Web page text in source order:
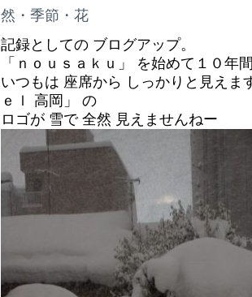
然・季節・花
記録としての ブログアップ。
「ｎｏｕｓａｋｕ」 を始めて１０年
いつもは 座席から しっかりと見えま
ｅｌ 高岡」 の
ロゴが 雪で 全然 見えませんねー